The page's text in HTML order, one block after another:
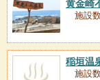
黄金崎
施設
稲垣温
施設